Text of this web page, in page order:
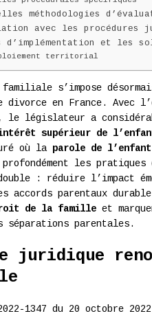
méthodologies
avec les procédures
d’implémentation et les
territorial
familiale s’impose
divorce en France. Avec
le législateur a
supérieur de
où la parole de l’enfant
profondément les
: réduire l’impact
accords parentaux
de la famille et
séparations parentales.
juridique
1347 du 20 octobre